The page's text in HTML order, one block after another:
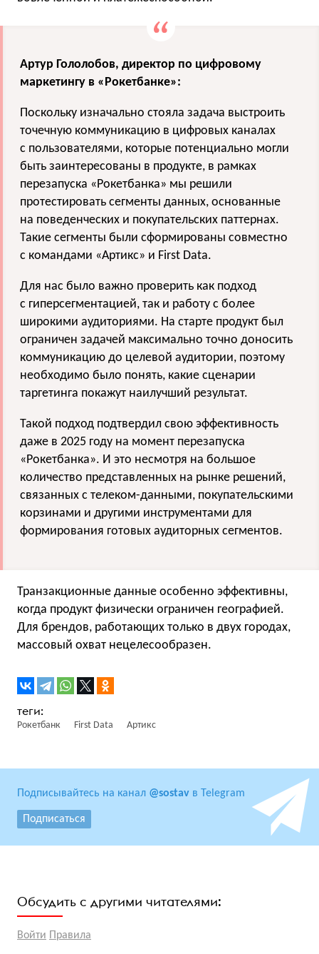
Артур Гололобов, директор по цифровому
маркетингу в «Рокетбанке»:
Поскольку изначально стояла задача выстроить
точечную коммуникацию в цифровых каналах
с пользователями, которые потенциально могли
быть заинтересованы в продукте, в рамках
перезапуска «Рокетбанка» мы решили
протестировать сегменты данных, основанные
на поведенческих и покупательских паттернах.
Такие сегменты были сформированы совместно
с командами «Артикс» и First Data.
Для нас было важно проверить как подход
с гиперсегментацией, так и работу с более
широкими аудиториями. На старте продукт был
ограничен задачей максимально точно доносить
коммуникацию до целевой аудитории, поэтому
необходимо было понять, какие сценарии
таргетинга покажут наилучший результат.
Такой подход подтвердил свою эффективность
даже в 2025 году на момент перезапуска
«Рокетбанка». И это несмотря на большое
количество представленных на рынке решений,
связанных с телеком-данными, покупательскими
корзинами и другими инструментами для
формирования готовых аудиторных сегментов.
Транзакционные данные особенно эффективны,
когда продукт физически ограничен географией.
Для брендов, работающих только в двух городах,
массовый охват нецелесообразен.
Рокетбанк First Data Артикс
Подписывайтесь на канал @sostav в Telegram
Подписаться
Обсудить с другими читателями:
Войти Правила